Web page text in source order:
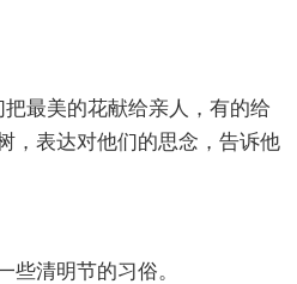
最美的花献给亲人，有的给
，表达对他们的思念，告诉他
些清明节的习俗。